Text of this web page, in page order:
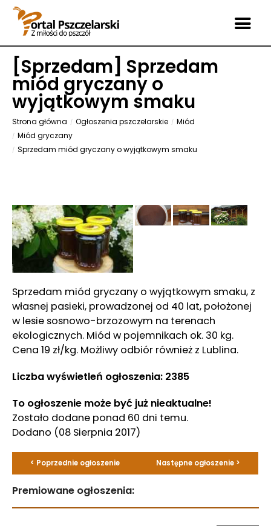
[Sprzedam] Sprzedam
miód gryczany o
wyjątkowym smaku
Strona główna Ogłoszenia pszczelarskie
Miód
Miód gryczany
Sprzedam miód gryczany o wyjątkowym smaku
Sprzedam miód gryczany o wyjątkowym smaku, z
własnej pasieki, prowadzonej od 40 lat, położonej
w lesie sosnowo-brzozowym na terenach
ekologicznych. Miód w pojemnikach ok. 30 kg.
Cena 19 zł/kg. Możliwy odbiór również z Lublina.
Liczba wyświetleń ogłoszenia: 2385
To ogłoszenie może być już nieaktualne!
Zostało dodane ponad 60 dni temu.
Dodano (08 Sierpnia 2017)
< Poprzednie ogłoszenie Następne ogłoszenie >
Premiowane ogłoszenia: